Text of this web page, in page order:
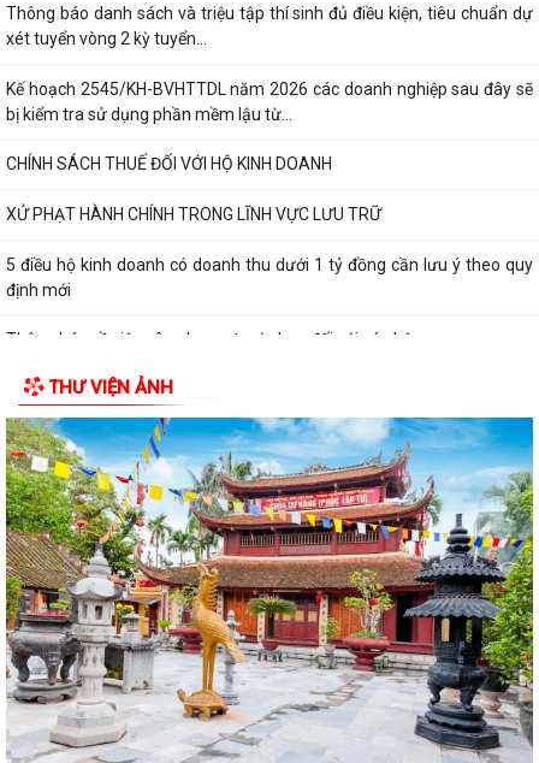
Thông báo danh sách và triệu tập thí sinh đủ điều kiện, tiêu chuẩn dự
xét tuyển vòng 2 kỳ tuyển...
Kế hoạch 2545/KH-BVHTTDL năm 2026 các doanh nghiệp sau đây sẽ
bị kiểm tra sử dụng phần mềm lậu từ...
CHÍNH SÁCH THUẾ ĐỐI VỚI HỘ KINH DOANH
XỬ PHẠT HÀNH CHÍNH TRONG LĨNH VỰC LƯU TRỮ
5 điều hộ kinh doanh có doanh thu dưới 1 tỷ đồng cần lưu ý theo quy
định mới
Thông báo về việc nâng lương trước hạn đối với cán bộ
UBND XÃ VĨNH HÒA TỔ CHỨC NGÀY CHẠY OLYMPIC VÌ SỨC KHỎE
TOÀN DÂN NĂM 2026
XÃ VĨNH HÒA TỔ CHỨC TẬP HUẤN, DIỄN TẬP CÁC PHẦN VIỆC TRONG
NGÀY BẦU CỬ
Thông báo về ngày bầu cử, địa điểm bỏ phiếu, thời gian bỏ phiếu bầu
cử đại biểu Quốc hội khóa XVI...
Thông báo hưởng ứng phong trào “Toàn dân sử dụng năng lượng tiết
kiệm hiệu quả và Chiến dịch Giờ...
Toàn văn chương trình hành động của đồng chí Phạm Thành Trung -
Phó Bí thư Đảng ủy, Chủ tịch Ủy ban...
THƯ VIỆN ẢNH